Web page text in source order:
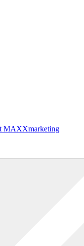
MAXXmarketing